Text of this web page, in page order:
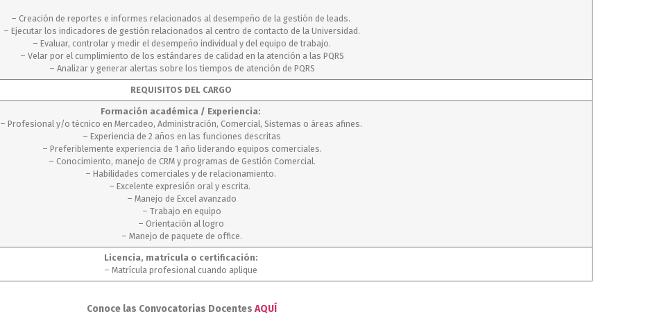
– Creación de reportes e informes relacionados al desempeño de la gestión de leads.
– Ejecutar los indicadores de gestión relacionados al centro de contacto de la Universidad.
– Evaluar, controlar y medir el desempeño individual y del equipo de trabajo.
– Velar por el cumplimiento de los estándares de calidad en la atención a las PQRS
– Analizar y generar alertas sobre los tiempos de atención de PQRS
REQUISITOS DEL CARGO
Formación académica / Experiencia:
– Profesional y/o técnico en Mercadeo, Administración, Comercial, Sistemas o áreas afines.
– Experiencia de 2 años en las funciones descritas
– Preferiblemente experiencia de 1 año liderando equipos comerciales.
– Conocimiento, manejo de CRM y programas de Gestión Comercial.
– Habilidades comerciales y de relacionamiento.
– Excelente expresión oral y escrita.
– Manejo de Excel avanzado
– Trabajo en equipo
– Orientación al logro
– Manejo de paquete de office.
Licencia, matrícula o certificación:
– Matrícula profesional cuando aplique
Conoce las Convocatorias Docentes AQUÍ